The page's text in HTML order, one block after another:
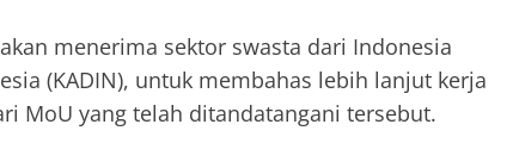
menerima sektor swasta dari Indonesia
(KADIN), untuk membahas lebih lanjut kerja
MoU yang telah ditandatangani tersebut.